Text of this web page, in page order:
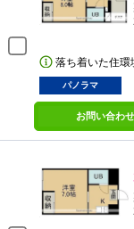
落ち着いた住環
パノラマ
お問い合わ